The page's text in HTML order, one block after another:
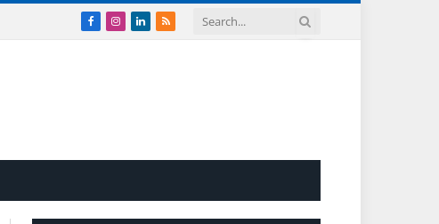
Facebook
Instagram
LinkedIn
RSS